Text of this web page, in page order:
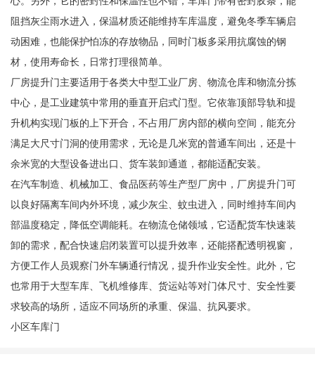
阻挡灰尘雨水进入，保温材质还能维持车库温度，避免冬季车辆启
动困难，也能保护怕冻的存放物品，同时门板多采用抗腐蚀的钢
材，使用寿命长，日常打理很简单。
厂房提升门主要适用于各类大中型工业厂房、物流仓库和物流分拣
中心，是工业建筑中常用的垂直开启式门型。它依靠顶部导轨和提
升机构实现门板的上下开合，不占用厂房内部的横向空间，能充分
满足大尺寸门洞的使用需求，无论是几米宽的普通车间出，还是十
余米宽的大型设备进出口、货车装卸通道，都能适配安装。
在汽车制造、机械加工、食品医药等生产型厂房中，厂房提升门可
以良好隔离车间内外环境，减少灰尘、蚊虫进入，同时维持车间内
部温度稳定，降低空调能耗。在物流仓储领域，它适配货车快速装
卸的需求，配合快速启闭装置可以提升效率，还能搭配透明视窗，
方便工作人员观察门外车辆通行情况，提升作业安全性。此外，它
也常用于大型车库、飞机维修库、货运站等对门体尺寸、安全性要
求较高的场所，适应不同场所的承重、保温、抗风要求。
小区车库门